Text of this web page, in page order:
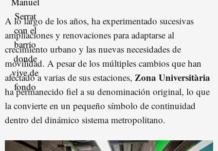
A lo largo de los años, ha experimentado sucesivas
ampliaciones y renovaciones para adaptarse al
crecimiento urbano y las nuevas necesidades de
movilidad. A pesar de los múltiples cambios que han
afectado a varias de sus estaciones, Zona Universitària
ha permanecido fiel a su denominación original, lo que
la convierte en un pequeño símbolo de continuidad
dentro del dinámico sistema metropolitano.